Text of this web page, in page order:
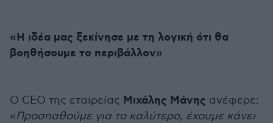
«Η ιδέα μας ξεκίνησε με τη λογική ότι θα
βοηθήσουμε το περιβάλλον»
Ο CEO της εταιρείας Μιχάλης Μάνης ανέφερε:
«Προσπαθούμε για το καλύτερο, έχουμε κάνει